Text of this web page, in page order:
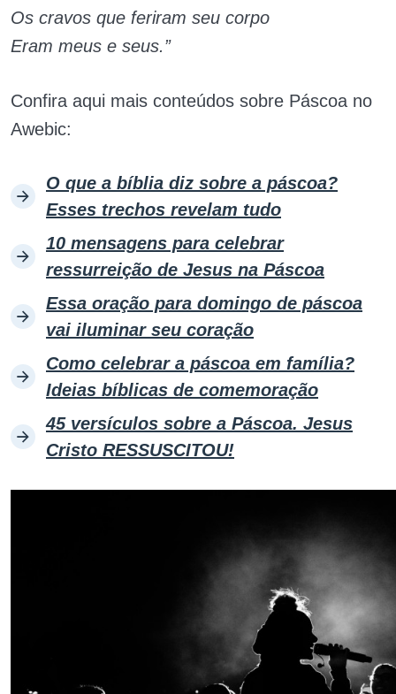
Os cravos que feriram seu corpo
Eram meus e seus.”
Confira aqui mais conteúdos sobre Páscoa no
Awebic:
O que a bíblia diz sobre a páscoa?
Esses trechos revelam tudo
10 mensagens para celebrar
ressurreição de Jesus na Páscoa
Essa oração para domingo de páscoa
vai iluminar seu coração
Como celebrar a páscoa em família?
Ideias bíblicas de comemoração
45 versículos sobre a Páscoa. Jesus
Cristo RESSUSCITOU!